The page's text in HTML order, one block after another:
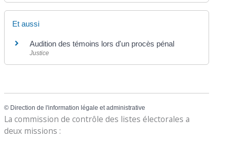
Et aussi
Audition des témoins lors d'un procès pénal
Justice
© Direction de l'information légale et administrative
La commission de contrôle des listes électorales a
deux missions :